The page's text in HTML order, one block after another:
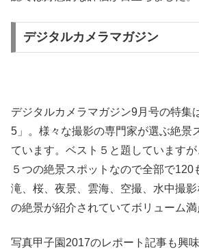
デジタルカメラマガジン
デジタルカメラマガジン9月号の特集
5」。様々な撮影の専門家が選ぶ絶景
ています。ベスト５と題しています
５つの絶景スポットなので全部で120
滝、桜、夜景、雲海、空撮、水中撮
の絶景が紹介されていてボリューム満
写真甲子園2017のレポート記事も興